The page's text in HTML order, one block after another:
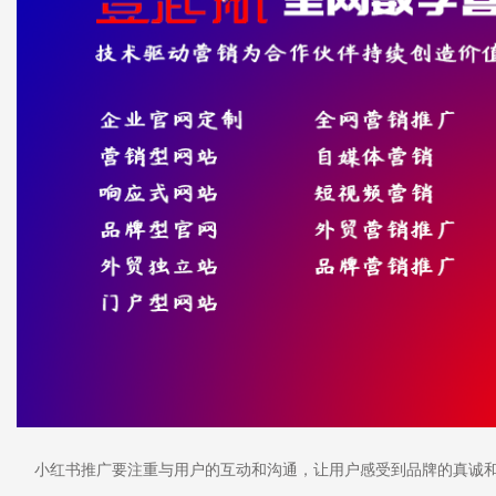
小红书推广要注重与用户的互动和沟通，让用户感受到品牌的真诚